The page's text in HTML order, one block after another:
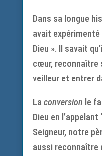
Dans sa longue
avait
Dieu ». Il savait
cœur, reconnaître
veilleur et entrer
La conversion le
Dieu en l’appelant
Seigneur, notre
aussi reconnaître